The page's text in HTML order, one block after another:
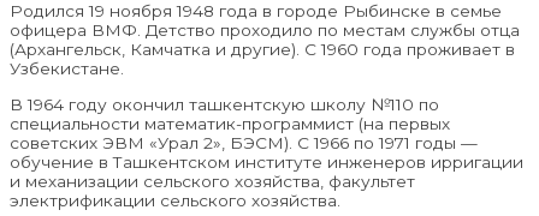
Родился 19 ноября 1948 года в городе Рыбинске в семье
офицера ВМФ. Детство проходило по местам службы отца
(Архангельск, Камчатка и другие). С 1960 года проживает в
Узбекистане.
В 1964 году окончил ташкентскую школу №110 по
специальности математик-программист (на первых
советских ЭВМ «Урал 2», БЭСМ). С 1966 по 1971 годы —
обучение в Ташкентском институте инженеров ирригации
и механизации сельского хозяйства, факультет
электрификации сельского хозяйства.